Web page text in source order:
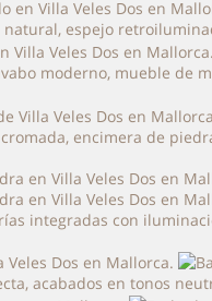
espejo
moderno, mueble
encimera de
integradas con
acabados en tonos